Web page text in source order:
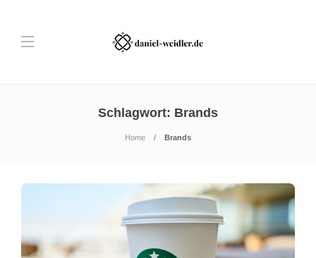
Schlagwort: Brands
Home Brands